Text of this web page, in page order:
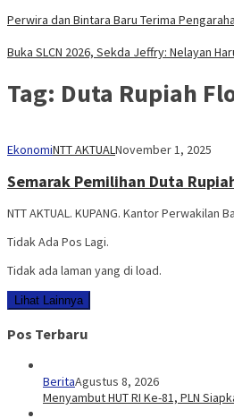
Perwira dan Bintara Baru Terima
Buka SLCN 2026, Sekda Jeffry: Nelayan
Tag: Duta Rupiah
EkonomiNTT AKTUALNovember 1, 2025
Semarak Pemilihan Duta
NTT AKTUAL. KUPANG. Kantor
Tidak Ada Pos Lagi.
Tidak ada laman yang di load.
Lihat Lainnya
Pos Terbaru
BeritaAgustus 8, 2026
Menyambut HUT RI Ke-81, PLN